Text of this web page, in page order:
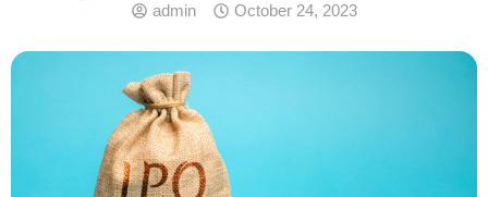
admin October 24, 2023